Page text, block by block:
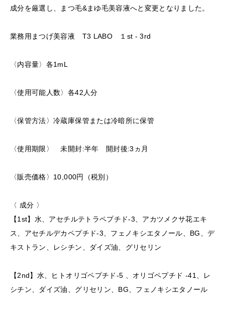
成分を厳選し、まつ毛&まゆ毛美容液へと変更となりました。
業務用まつげ美容液 T3 LABO １st - 3rd
〈内容量〉各1mL
〈使用可能人数〉各42人分
〈保管方法〉冷蔵庫保管または冷暗所に保管
〈使用期限〉 未開封:半年 開封後:3ヵ月
〈販売価格〉10,000円（税別）
〈 成分 〉
【1st】水、アセチルテトラペプチド-3、アカツメクサ花エキ
ス、アセチルデカペプチド-3、フェノキシエタノール、BG、デ
キストラン、レシチン、ダイズ油、グリセリン
【2nd】水、ヒトオリゴペプチド-5 、オリゴペプチド -41、レ
シチン、ダイズ油、グリセリン、BG、フェノキシエタノール